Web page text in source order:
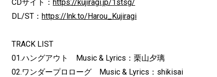
CDサイト： https://kujiragi.jp/1stsg/
DL/ST： https://lnk.to/Harou_Kujiragi
TRACK LIST
01.ハングアウト Music & Lyrics：栗山夕璃
02.ワンダープロローグ Music & Lyrics：shikisai